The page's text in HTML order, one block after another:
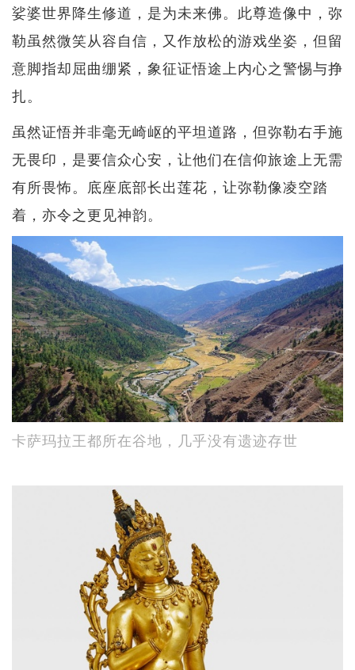
娑婆世界降生修道，是为未来佛。此尊造像中，弥
勒虽然微笑从容自信，又作放松的游戏坐姿，但留
意脚指却屈曲绷紧，象征证悟途上内心之警惕与挣
扎。
虽然证悟并非毫无崎岖的平坦道路，但弥勒右手施
无畏印，是要信众心安，让他们在信仰旅途上无需
有所畏怖。底座底部长出莲花，让弥勒像凌空踏
着，亦令之更见神韵。
卡萨玛拉王都所在谷地，几乎没有遗迹存世